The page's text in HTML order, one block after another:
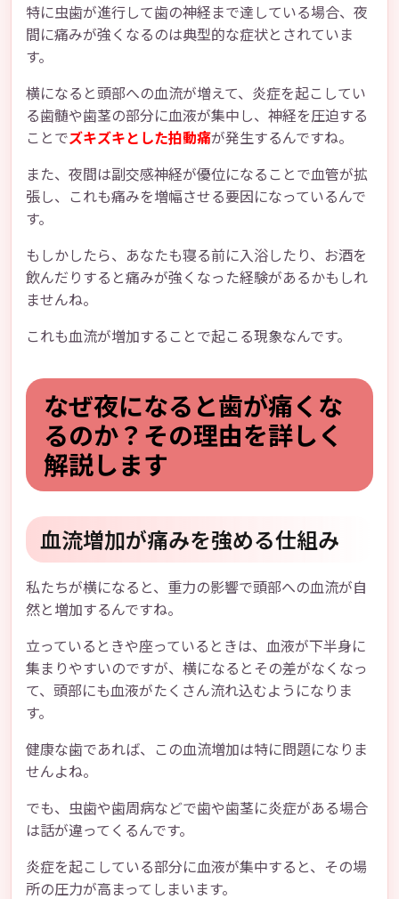
特に虫歯が進行して歯の神経まで達している場合、夜
間に痛みが強くなるのは典型的な症状とされていま
す。
横になると頭部への血流が増えて、炎症を起こしてい
る歯髄や歯茎の部分に血液が集中し、神経を圧迫する
ことでズキズキとした拍動痛が発生するんですね。
また、夜間は副交感神経が優位になることで血管が拡
張し、これも痛みを増幅させる要因になっているんで
す。
もしかしたら、あなたも寝る前に入浴したり、お酒を
飲んだりすると痛みが強くなった経験があるかもしれ
ませんね。
これも血流が増加することで起こる現象なんです。
なぜ夜になると歯が痛くな
るのか？その理由を詳しく
解説します
血流増加が痛みを強める仕組み
私たちが横になると、重力の影響で頭部への血流が自
然と増加するんですね。
立っているときや座っているときは、血液が下半身に
集まりやすいのですが、横になるとその差がなくなっ
て、頭部にも血液がたくさん流れ込むようになりま
す。
健康な歯であれば、この血流増加は特に問題になりま
せんよね。
でも、虫歯や歯周病などで歯や歯茎に炎症がある場合
は話が違ってくるんです。
炎症を起こしている部分に血液が集中すると、その場
所の圧力が高まってしまいます。